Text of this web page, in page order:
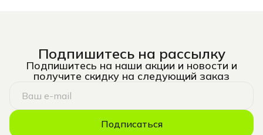
Подпишитесь на рассылку
Подпишитесь на наши акции и новости и
получите скидку на следующий заказ
Подписаться